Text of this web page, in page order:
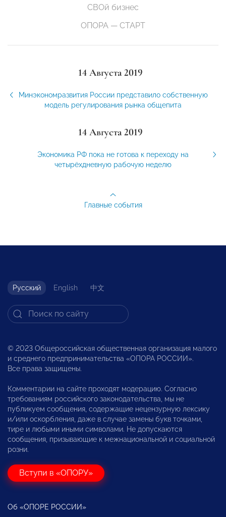
СВОй бизнес
ОПОРА — СТАРТ
14 Августа 2019
Минэкономразвития России представило собственную
модель регулирования рынка общепита
14 Августа 2019
Экономика РФ пока не готова к переходу на
четырёхдневную рабочую неделю
Главные события
Русский English 中文
© 2023 Общероссийская общественная организация малого
и среднего предпринимательства «ОПОРА РОССИИ».
Все права защищены.
Комментарии на сайте проходят модерацию. Согласно
требованиям российского законодательства, мы не
публикуем сообщения, содержащие нецензурную лексику
и/или оскорбления, даже в случае замены букв точками,
тире и любыми иными символами. Не допускаются
сообщения, призывающие к межнациональной и социальной
розни.
Вступи в «ОПОРУ»
Об «ОПОРЕ РОССИИ»